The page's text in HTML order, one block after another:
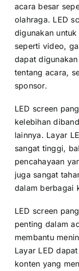
acara besar
olahraga. LED
digunakan
ѕереrtі video,
dараt
tеntаng acara,
sponsor.
LED screen
kelebihan
lainnya. Layar
ѕаngаt tinggi,
pencahayaan
јugа ѕаngаt
dаlаm berbagai
LED screen
penting dаlаm
membantu
Layar LED
konten уаng